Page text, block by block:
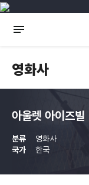
영화사
아울렛 아이즈빌
분류
영화사
국가
한국